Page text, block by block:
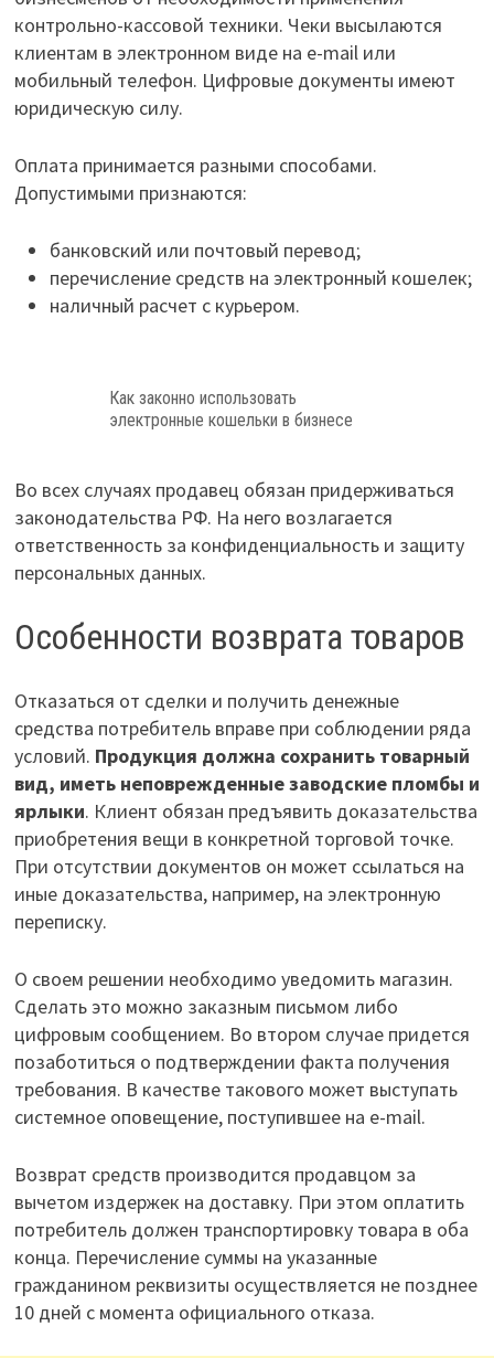
контрольно-кассовой техники. Чеки высылаются
клиентам в электронном виде на e-mail или
мобильный телефон. Цифровые документы имеют
юридическую силу.
Оплата принимается разными способами.
Допустимыми признаются:
банковский или почтовый перевод;
перечисление средств на электронный кошелек;
наличный расчет с курьером.
Как законно использовать
электронные кошельки в бизнесе
Во всех случаях продавец обязан придерживаться
законодательства РФ. На него возлагается
ответственность за конфиденциальность и защиту
персональных данных.
Особенности возврата товаров
Отказаться от сделки и получить денежные
средства потребитель вправе при соблюдении ряда
условий. Продукция должна сохранить товарный
вид, иметь неповрежденные заводские пломбы и
ярлыки. Клиент обязан предъявить доказательства
приобретения вещи в конкретной торговой точке.
При отсутствии документов он может ссылаться на
иные доказательства, например, на электронную
переписку.
О своем решении необходимо уведомить магазин.
Сделать это можно заказным письмом либо
цифровым сообщением. Во втором случае придется
позаботиться о подтверждении факта получения
требования. В качестве такового может выступать
системное оповещение, поступившее на e-mail.
Возврат средств производится продавцом за
вычетом издержек на доставку. При этом оплатить
потребитель должен транспортировку товара в оба
конца. Перечисление суммы на указанные
гражданином реквизиты осуществляется не позднее
10 дней с момента официального отказа.